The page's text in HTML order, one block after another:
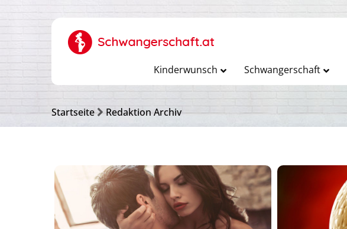
Kinderwunsch Schwangerschaft
Startseite Redaktion Archiv